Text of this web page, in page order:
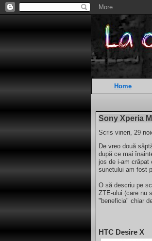
Home
Sony Xperia
Scris vineri, 29
De vreo două
după ce mai
jos de i-am
sunetului am fost
O să descriu pe
ZTE-ului (care nu
"beneficia" chiar
HTC Desire X